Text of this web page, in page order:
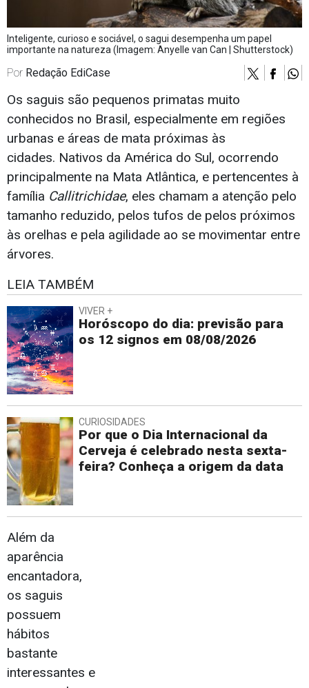
Inteligente, curioso e sociável, o sagui desempenha um papel
importante na natureza (Imagem: Anyelle van Can | Shutterstock)
Por Redação EdiCase
Os saguis são pequenos primatas muito
conhecidos no Brasil, especialmente em regiões
urbanas e áreas de mata próximas às
cidades. Nativos da América do Sul, ocorrendo
principalmente na Mata Atlântica, e pertencentes à
família Callitrichidae, eles chamam a atenção pelo
tamanho reduzido, pelos tufos de pelos próximos
às orelhas e pela agilidade ao se movimentar entre
árvores.
LEIA TAMBÉM
VIVER +
Horóscopo do dia: previsão para
os 12 signos em 08/08/2026
CURIOSIDADES
Por que o Dia Internacional da
Cerveja é celebrado nesta sexta-
feira? Conheça a origem da data
Além da
aparência
encantadora,
os saguis
possuem
hábitos
bastante
interessantes e